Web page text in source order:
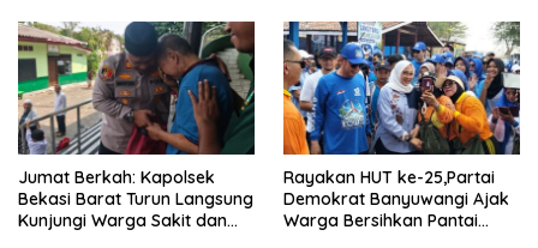
Jumat Berkah: Kapolsek
Bekasi Barat Turun Langsung
Kunjungi Warga Sakit dan
Rayakan HUT ke-25,Partai
Demokrat Banyuwangi Ajak
Warga Bersihkan Pantai